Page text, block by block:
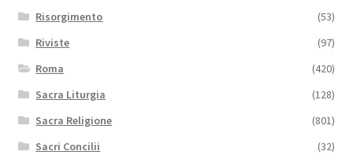
Risorgimento
(53)
Riviste
(97)
Roma
(420)
Sacra Liturgia
(128)
Sacra Religione
(801)
Sacri Concilii
(32)